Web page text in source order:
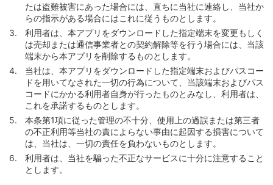
たは盗難被害にあった場合には、直ちに当社に連絡し、当社か
らの指示がある場合にはこれに従うものとします。
利用者は、本アプリをダウンロードした指定端末を変更もしく
は売却または通信事業者との契約解除等を行う場合には、当該
端末から本アプリを削除するものとします。
当社は、本アプリをダウンロードした指定端末およびパスコー
ドを用いてなされた一切の行為について、当該端末およびパス
コードにかかる利用者自身が行ったものとみなし、利用者は、
これを承諾するものとします。
本条第1項に従った管理の不十分、使用上の過誤または第三者
の不正利用等当社の責によらない事由に起因する損害について
は、当社は、一切の責任を負わないものとします。
利用者は、当社を騙った不正なサービスに十分に注意すること
とします。